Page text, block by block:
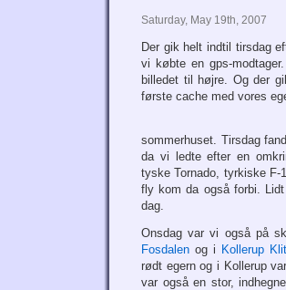
Saturday, May 19th, 2007
Der gik helt indtil tirsdag
vi købte en gps-
billedet til højre. Og der
første cache med vores
sommerhuset. Tirsdag
da vi ledte efter en
tyske Tornado, tyrkiske F-
fly kom da også forbi.
dag.
Onsdag var vi også på
Fosdalen og i Kollerup
rødt egern og i Kollerup
var også en stor,